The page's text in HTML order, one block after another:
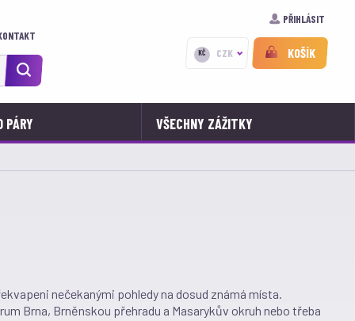
PŘIHLÁSIT
KČ CZK KOŠÍK
PÁRY VŠECHNY ZÁŽITKY
nečekanými pohledy na dosud známá místa.
Brna, Brněnskou přehradu a Masarykův okruh nebo třeba